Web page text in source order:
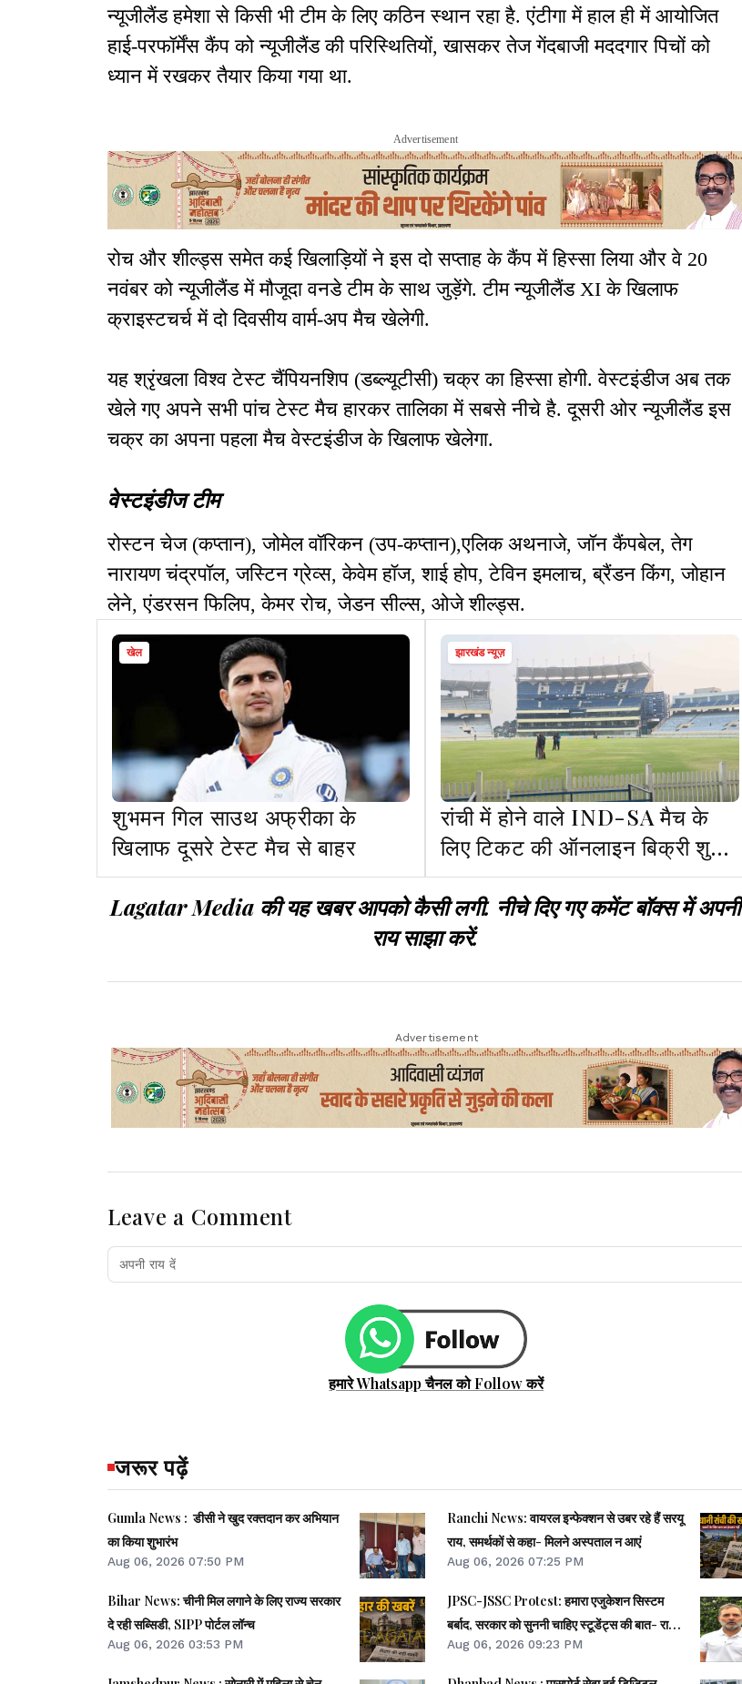
न्यूजीलैंड हमेशा से किसी भी टीम के लिए कठिन स्थान रहा है. एंटीगा में हाल ही में आयोजित
हाई-परफॉर्मेंस कैंप को न्यूजीलैंड की परिस्थितियों, खासकर तेज गेंदबाजी मददगार पिचों को
ध्यान में रखकर तैयार किया गया था.
Advertisement
रोच और शील्ड्स समेत कई खिलाड़ियों ने इस दो सप्ताह के कैंप में हिस्सा लिया और वे 20
नवंबर को न्यूजीलैंड में मौजूदा वनडे टीम के साथ जुड़ेंगे. टीम न्यूजीलैंड XI के खिलाफ
क्राइस्टचर्च में दो दिवसीय वार्म-अप मैच खेलेगी.
यह श्रृंखला विश्व टेस्ट चैंपियनशिप (डब्ल्यूटीसी) चक्र का हिस्सा होगी. वेस्टइंडीज अब तक
खेले गए अपने सभी पांच टेस्ट मैच हारकर तालिका में सबसे नीचे है. दूसरी ओर न्यूजीलैंड इस
चक्र का अपना पहला मैच वेस्टइंडीज के खिलाफ खेलेगा.
वेस्टइंडीज टीम
रोस्टन चेज (कप्तान), जोमेल वॉरिकन (उप-कप्तान),एलिक अथनाजे, जॉन कैंपबेल, तेग
नारायण चंद्रपॉल, जस्टिन ग्रेव्स, केवेम हॉज, शाई होप, टेविन इमलाच, ब्रैंडन किंग, जोहान
लेने, एंडरसन फिलिप, केमर रोच, जेडन सील्स, ओजे शील्ड्स.
खेल
शुभमन गिल साउथ अफ्रीका के
खिलाफ दूसरे टेस्ट मैच से बाहर
झारखंड न्यूज़
रांची में होने वाले IND-SA मैच के
लिए टिकट की ऑनलाइन बिक्री शुरू,
ऑफलाइन 25 से मिलेगा
Lagatar Media की यह खबर आपको कैसी लगी. नीचे दिए गए कमेंट बॉक्स में अपनी
राय साझा करें.
Advertisement
Leave a Comment
हमारे Whatsapp चैनल को Follow करें
जरूर पढ़ें
Gumla News : डीसी ने खुद रक्तदान कर अभियान
का किया शुभारंभ
Aug 06, 2026 07:50 PM
Bihar News: चीनी मिल लगाने के लिए राज्य सरकार
दे रही सब्सिडी, SIPP पोर्टल लॉन्च
Aug 06, 2026 03:53 PM
Ranchi News: वायरल इन्फेक्शन से उबर रहे हैं सरयू
राय, समर्थकों से कहा- मिलने अस्पताल न आएं
Aug 06, 2026 07:25 PM
JPSC-JSSC Protest: हमारा एजुकेशन सिस्टम
बर्बाद, सरकार को सुननी चाहिए स्टूडेंट्स की बात- राहुल
गांधी
Aug 06, 2026 09:23 PM